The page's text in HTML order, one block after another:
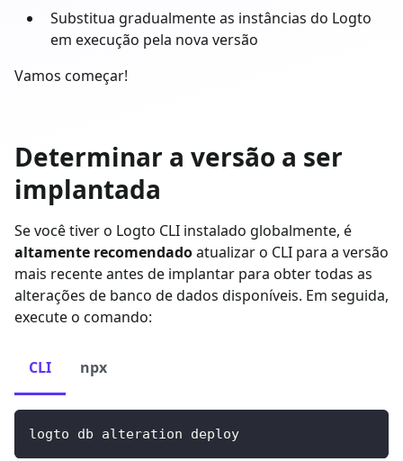
Substitua gradualmente as instâncias do Logto
em execução pela nova versão
Vamos começar!
Determinar a versão a ser
implantada
Se você tiver o Logto CLI instalado globalmente, é
altamente recomendadoatualizar o CLI para a versão
mais recente antes de implantar para obter todas as
alterações de banco de dados disponíveis. Em seguida,
execute o comando:
CLI npx
logto db alteration deploy